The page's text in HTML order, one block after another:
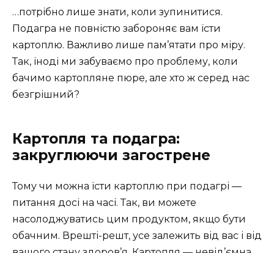
…потрібно лише знати, коли зупинитися.
Подагра не повністю забороняє вам їсти
картоплю. Важливо лише пам’ятати про міру.
Так, іноді ми забуваємо про проблему, коли
бачимо картопляне пюре, але хто ж серед нас
безгрішний?
Картопля та подагра:
закруглюючи загострене
Тому чи можна їсти картоплю при подагрі —
питання досі на часі. Так, ви можете
насолоджуватись цим продуктом, якщо бути
обачним. Врешті-решт, усе залежить від вас і від